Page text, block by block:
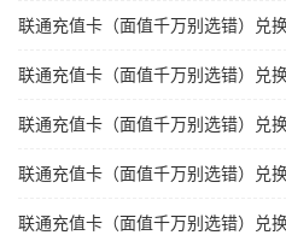
联通充值卡（面值千万别选错）兑
联通充值卡（面值千万别选错）兑
联通充值卡（面值千万别选错）兑
联通充值卡（面值千万别选错）兑
联通充值卡（面值千万别选错）兑